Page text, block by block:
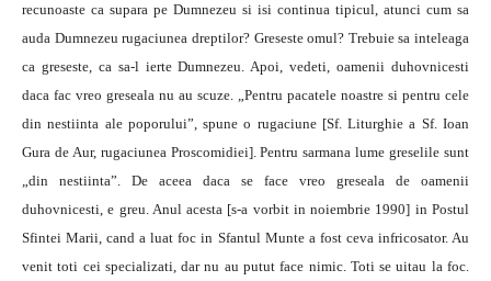
recunoaste ca supara pe Dumnezeu si isi continua tipicul, atunci cum sa
auda Dumnezeu rugaciunea dreptilor? Greseste omul? Trebuie sa inteleaga
ca greseste, ca sa-l ierte Dumnezeu. Apoi, vedeti, oamenii duhovnicesti
daca fac vreo greseala nu au scuze. „Pentru pacatele noastre si pentru cele
din nestiinta ale poporului”, spune o rugaciune [Sf. Liturghie a Sf. Ioan
Gura de Aur, rugaciunea Proscomidiei]. Pentru sarmana lume greselile sunt
„din nestiinta”. De aceea daca se face vreo greseala de oamenii
duhovnicesti, e greu. Anul acesta [s-a vorbit in noiembrie 1990] in Postul
Sfintei Marii, cand a luat foc in Sfantul Munte a fost ceva infricosator. Au
venit toti cei specializati, dar nu au putut face nimic. Toti se uitau la foc.